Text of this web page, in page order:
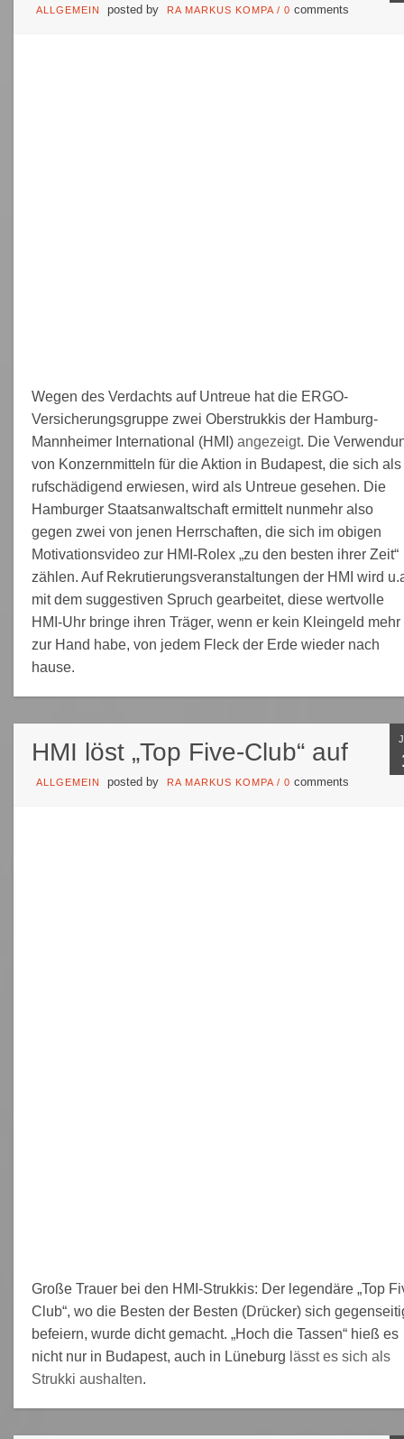
ALLGEMEIN posted by RA MARKUS KOMPA / 0 comments
Wegen des Verdachts auf Untreue hat die ERGO-
Versicherungsgruppe zwei Oberstrukkis der Hamburg-
Mannheimer International (HMI) angezeigt. Die
von Konzernmitteln für die Aktion in Budapest, die sich als
rufschädigend erwiesen, wird als Untreue gesehen. Die
Hamburger Staatsanwaltschaft ermittelt nunmehr also
gegen zwei von jenen Herrschaften, die sich im obigen
Motivationsvideo zur HMI-Rolex „zu den besten ihrer Zeit“
zählen. Auf Rekrutierungsveranstaltungen der HMI wird
mit dem suggestiven Spruch gearbeitet, diese wertvolle
HMI-Uhr bringe ihren Träger, wenn er kein Kleingeld mehr
zur Hand habe, von jedem Fleck der Erde wieder nach
hause.
HMI löst „Top Five-Club“ auf
ALLGEMEIN posted by RA MARKUS KOMPA / 0 comments
Große Trauer bei den HMI-Strukkis: Der legendäre „Top
Club“, wo die Besten der Besten (Drücker) sich
befeiern, wurde dicht gemacht. „Hoch die Tassen“ hieß es
nicht nur in Budapest, auch in Lüneburg lässt es sich als
Strukki aushalten.